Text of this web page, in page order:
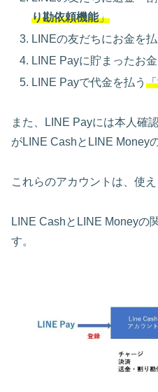
り勘依頼機能」
LINEの友だちにお金を
LINE Payに貯まったお
LINE Payで代金を払う「
また、LINE Payには本人確
がLINE CashとLINE Money
これらのアカウントは、使
LINE CashとLINE Moneyの
す。